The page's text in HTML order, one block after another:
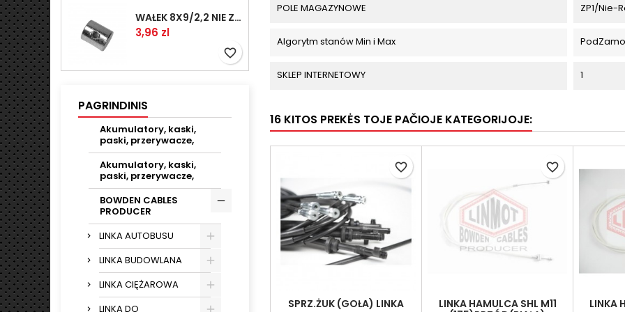
WAŁEK 8X9/2,2 NIE ZAMAWIAĆ
Kaina
3,96 zl
favorite_border
PAGRINDINIS
Akumulatory, kaski,
paski, przerywacze,
Akumulatory, kaski,
paski, przerywacze,
BOWDEN CABLES
PRODUCER
LINKA AUTOBUSU
LINKA BUDOWLANA
LINKA CIĘŻAROWA
LINKA DO
POLE MAGAZYNOWE ZP1/Nie-
Algorytm stanów Min i Max
SKLEP INTERNETOWY 1
16 KITOS PREKĖS TOJE PAČIOJE KATEGORIJOJE:
SPRZ.ŻUK (GOŁA) LINKA
favorite_border
LINKA HAMULCA SHL M11
favorite_border
LINKA